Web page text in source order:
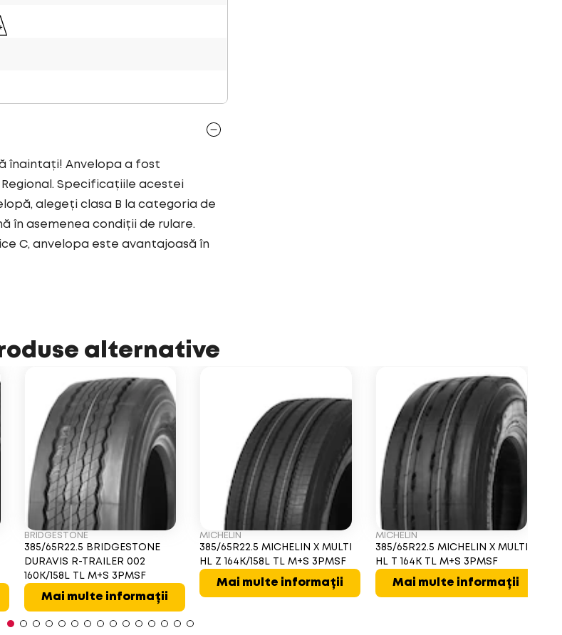
înaintați! Anvelopa a fost
Specificațiile acestei
alegeți clasa B la categoria de
în asemenea condiții de rulare.
C, anvelopa este avantajoasă în
alternative
BRIDGESTONE
385/65R22.5 BRIDGESTONE
DURAVIS R-TRAILER 002
160K/158L TL M+S 3PMSF
Mai multe informații
MICHELIN
385/65R22.5 MICHELIN X MULTI
HL Z 164K/158L TL M+S 3PMSF
Mai multe informații
MICHELIN
385/65R22.5 MICHELIN X MULTI
HL T 164K TL M+S 3PMSF
Mai multe informații